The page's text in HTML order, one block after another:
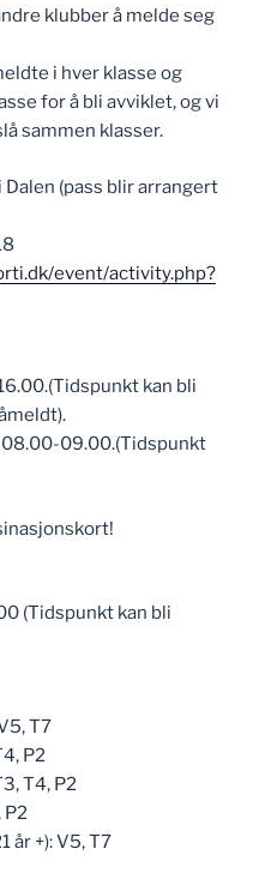
klubber å melde seg
i hver klasse og
for å bli avviklet, og vi
sammen klasser.
(pass blir arrangert
event/activity.php?
kan bli
09.00.(Tidspunkt
(Tidspunkt kan bli
T7
P2
T4, P2
P2
år +): V5, T7